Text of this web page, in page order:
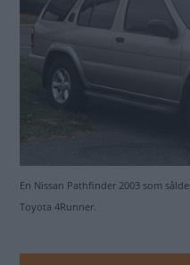
En Nissan Pathfinder 2003 som
Toyota 4Runner.